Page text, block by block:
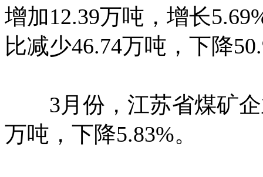
增加12.39万吨，增长
比减少46.74万吨，下降
3月份，江苏省煤矿
万吨，下降5.83%。